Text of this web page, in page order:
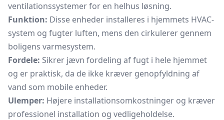
ventilationssystemer for en helhus løsning.
Funktion: Disse enheder installeres i hjemmets HVAC-
system og fugter luften, mens den cirkulerer gennem
boligens varmesystem.
Fordele: Sikrer jævn fordeling af fugt i hele hjemmet
og er praktisk, da de ikke kræver genopfyldning af
vand som mobile enheder.
Ulemper: Højere installationsomkostninger og kræver
professionel installation og vedligeholdelse.